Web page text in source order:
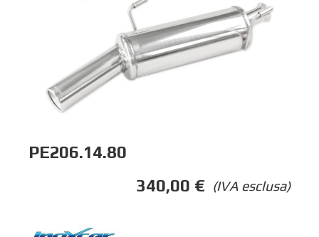
PE206.14.80
(IVA esclusa)
340,00 €